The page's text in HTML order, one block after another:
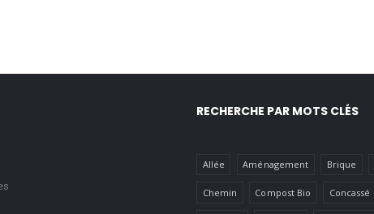
RECHERCHE PAR MOTS CLÉS
Allée Aménagement Brique
Chemin Compost Bio Concassé